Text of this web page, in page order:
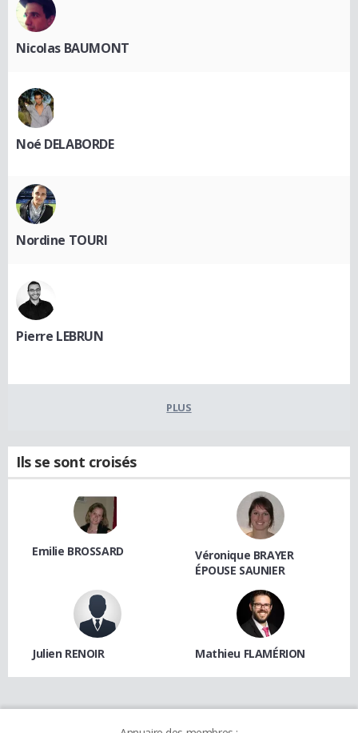
Nicolas BAUMONT
Noé DELABORDE
Nordine TOURI
Pierre LEBRUN
PLUS
Ils se sont croisés
Emilie BROSSARD
Véronique BRAYER
ÉPOUSE SAUNIER
Julien RENOIR Mathieu FLAMÉRION